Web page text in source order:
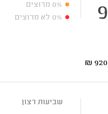
0% מרוצים
0% לא מרוצים
₪
שביעות רצון